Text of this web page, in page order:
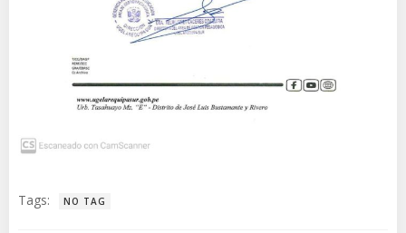
Tags: NO TAG